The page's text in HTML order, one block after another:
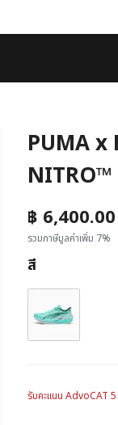
PUMA x
NITRO™
฿ 6,400.00
รวมภาษีมูลค่าเพิ่ม 7%
สี
รับคะแนน AdvoCAT